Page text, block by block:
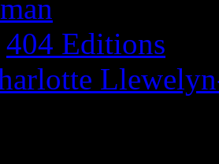
404 Editions